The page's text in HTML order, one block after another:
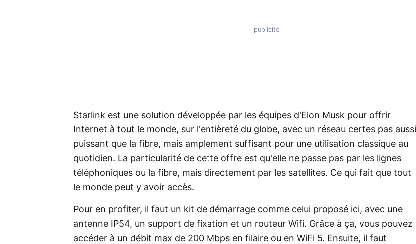
Starlink est une solution développée par les équipes d'Elon Musk pour offrir
Internet à tout le monde, sur l'entièreté du globe, avec un réseau certes pas aussi
puissant que la fibre, mais amplement suffisant pour une utilisation classique au
quotidien. La particularité de cette offre est qu'elle ne passe pas par les lignes
téléphoniques ou la fibre, mais directement par les satellites. Ce qui fait que tout
le monde peut y avoir accès.
Pour en profiter, il faut un kit de démarrage comme celui proposé ici, avec une
antenne IP54, un support de fixation et un routeur Wifi. Grâce à ça, vous pouvez
accéder à un débit max de 200 Mbps en filaire ou en WiFi 5. Ensuite, il faut